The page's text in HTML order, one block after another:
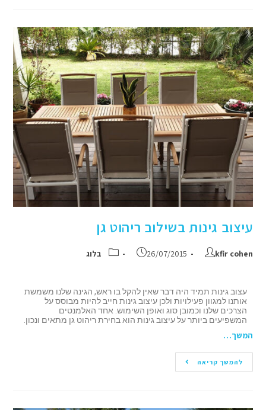
עיצוב גינות בשילוב ריהוט גן
kfir cohen
26/07/2015 בלוג
עצוב גינות תמיד היה דבר שאין להקל בו ראש, הגינה שלנו משמשת
אותנו למגוון פעילויות ולכן עיצוב גינות חייב להיות מבוסס על
הצרכים שלנו וכמובן סוג ואופן השימוש. אחד האלמנטים
המשפיעים ביותר על עיצוב גינות הוא בחירת ריהוט גן מתאים ונכון.
המשך…
להמשך קריאה